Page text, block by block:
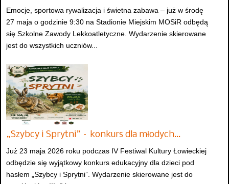
Emocje, sportowa rywalizacja i świetna zabawa – już w środę
27 maja o godzinie 9:30 na Stadionie Miejskim MOSiR odbędą
się Szkolne Zawody Lekkoatletyczne. Wydarzenie skierowane
jest do wszystkich uczniów...
„Szybcy i Sprytni” – konkurs dla młodych…
Już 23 maja 2026 roku podczas IV Festiwal Kultury Łowieckiej
odbędzie się wyjątkowy konkurs edukacyjny dla dzieci pod
hasłem „Szybcy i Sprytni”. Wydarzenie skierowane jest do